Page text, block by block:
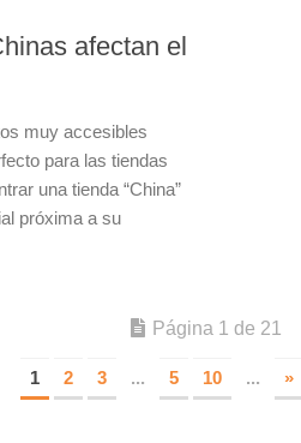
afectan el
muy accesibles
para las tiendas
una tienda “China”
próxima a su
Página 1 de 21
1 2 3 ... 5 10 ... »